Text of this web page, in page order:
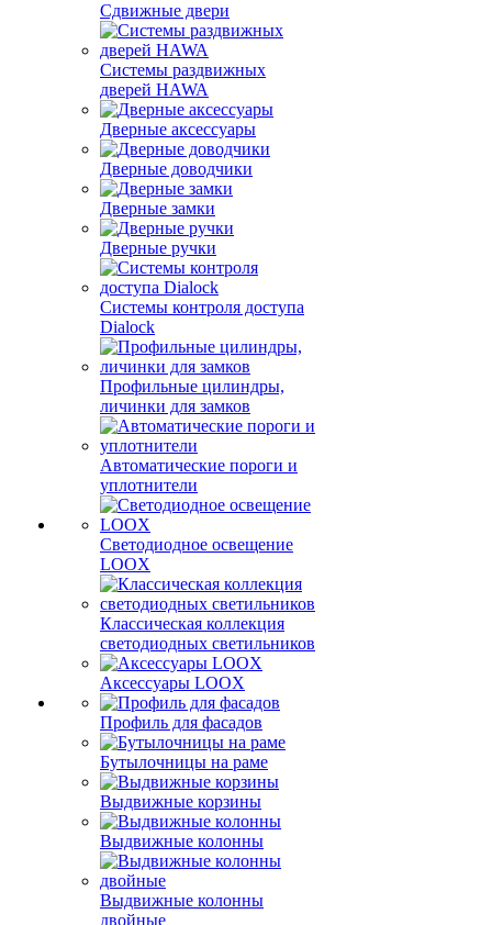
Сдвижные двери
Системы раздвижных
дверей HAWA
Дверные аксессуары
Дверные доводчики
Дверные замки
Дверные ручки
Системы контроля доступа
Dialock
Профильные цилиндры,
личинки для замков
Автоматические пороги и
уплотнители
Светодиодное освещение
LOOX
Классическая коллекция
светодиодных светильников
Аксессуары LOOX
Профиль для фасадов
Бутылочницы на раме
Выдвижные корзины
Выдвижные колонны
Выдвижные колонны
двойные